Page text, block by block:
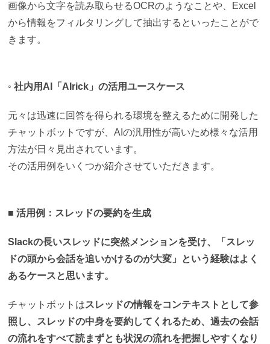
画像から文字を読み取らせるOCRのようなことや、Excel
から情報をフィルタリングして抽出するといったことがで
きます。
◦ 社内用AI「AIrick」の活用ユースケース
元々は迅速に回答を得られる環境を整えるために開発した
チャットボットですが、AIの汎用性が高いため様々な活用
方法が日々見出されています。
その活用例をいくつか紹介させていただきます。
■ 活用例：スレッドの要約を生成
Slackの長いスレッドに突然メンションを受け、「スレッ
ドの頭から会話を追いかけるのが大変」という経験はよく
あるケースと思います。
チャットボットはスレッドの情報をコンテキストとして参
照し、スレッドの中身を要約してくれるため、過去の会話
の流れをすべて読まずとも状況の流れを把握しやすくなり